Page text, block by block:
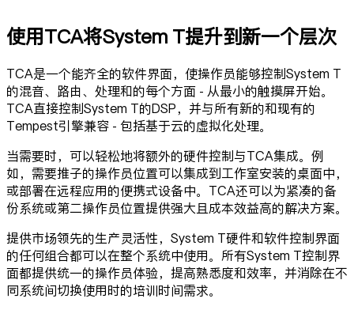
使用TCA将System T提升到新一个层次
TCA是一个能齐全的软件界面，使操作员能够控制System T
的混音、路由、处理和的每个方面 - 从最小的触摸屏开始。
TCA直接控制System T的DSP，并与所有新的和现有的
Tempest引擎兼容 - 包括基于云的虚拟化处理。
当需要时，可以轻松地将额外的硬件控制与TCA集成。例
如，需要推子的操作员位置可以集成到工作室安装的桌面中，
或部署在远程应用的便携式设备中。TCA还可以为紧凑的备
份系统或第二操作员位置提供强大且成本效益高的解决方案。
提供市场领先的生产灵活性，System T硬件和软件控制界面
的任何组合都可以在整个系统中使用。所有System T控制界
面都提供统一的操作员体验，提高熟悉度和效率，并消除在不
同系统间切换使用时的培训时间需求。